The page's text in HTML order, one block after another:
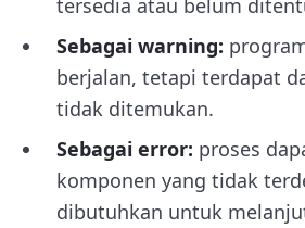
tersedia atau belum
Sebagai warning:
berjalan, tetapi terdapat
tidak ditemukan.
Sebagai error: proses
komponen yang tidak
dibutuhkan untuk